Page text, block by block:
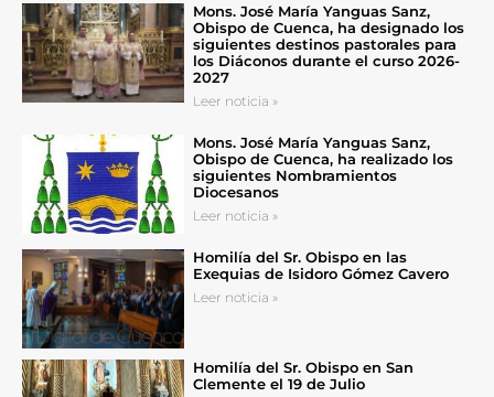
Mons. José María Yanguas Sanz,
Obispo de Cuenca, ha designado los
siguientes destinos pastorales para
los Diáconos durante el curso 2026-
2027
Leer noticia »
Mons. José María Yanguas Sanz,
Obispo de Cuenca, ha realizado los
siguientes Nombramientos
Diocesanos
Leer noticia »
Homilía del Sr. Obispo en las
Exequias de Isidoro Gómez Cavero
Leer noticia »
Homilía del Sr. Obispo en San
Clemente el 19 de Julio